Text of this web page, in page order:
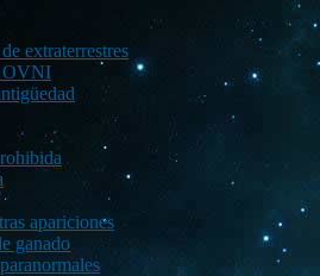
extraterrestres
OVNI
apariciones
ganado